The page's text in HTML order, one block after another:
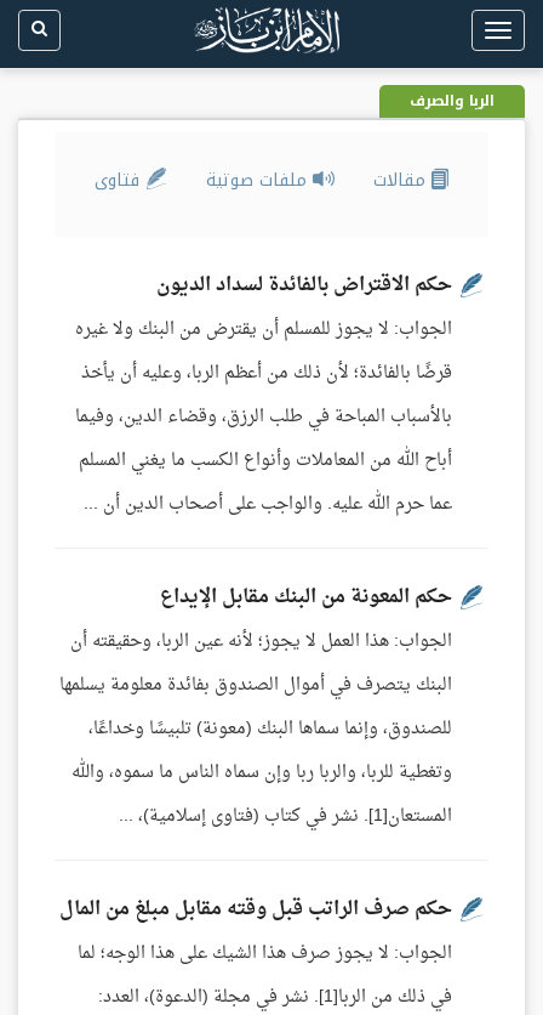
Toggle
navigation
الربا والصرف
مقالات ملفات صوتية فتاوى
حكم الاقتراض بالفائدة لسداد الديون
الجواب: لا يجوز للمسلم أن يقترض من البنك ولا غيره
قرضًا بالفائدة؛ لأن ذلك من أعظم الربا، وعليه أن يأخذ
بالأسباب المباحة في طلب الرزق، وقضاء الدين، وفيما
أباح الله من المعاملات وأنواع الكسب ما يغني المسلم
عما حرم الله عليه. والواجب على أصحاب الدين أن ...
حكم المعونة من البنك مقابل الإيداع
الجواب: هذا العمل لا يجوز؛ لأنه عين الربا، وحقيقته أن
البنك يتصرف في أموال الصندوق بفائدة معلومة يسلمها
للصندوق، وإنما سماها البنك (معونة) تلبيسًا وخداعًا،
وتغطية للربا، والربا ربا وإن سماه الناس ما سموه، والله
المستعان[1]. نشر في كتاب (فتاوى إسلامية)، ...
حكم صرف الراتب قبل وقته مقابل مبلغ من المال
الجواب: لا يجوز صرف هذا الشيك على هذا الوجه؛ لما
في ذلك من الربا[1]. نشر في مجلة (الدعوة)، العدد: